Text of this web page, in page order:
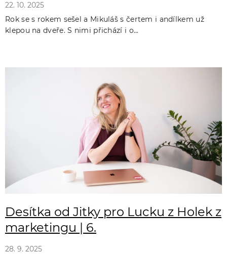
22. 10. 2025
Rok se s rokem sešel a Mikuláš s čertem i andílkem už
klepou na dveře. S nimi přichází i o...
Desítka od Jitky pro Lucku z Holek z
marketingu | 6.
28. 9. 2025